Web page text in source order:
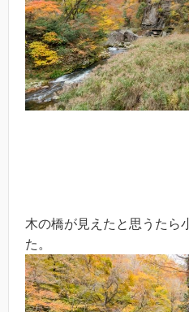
木の橋が見えたと思うたら
た。